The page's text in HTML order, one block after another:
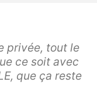
privée, tout le
ce soit avec
que ça reste